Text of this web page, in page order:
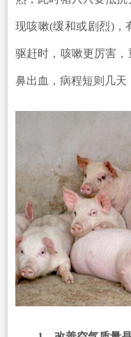
现咳嗽(缓和或剧烈)，
驱赶时，咳嗽更厉害
鼻出血，病程短则几天